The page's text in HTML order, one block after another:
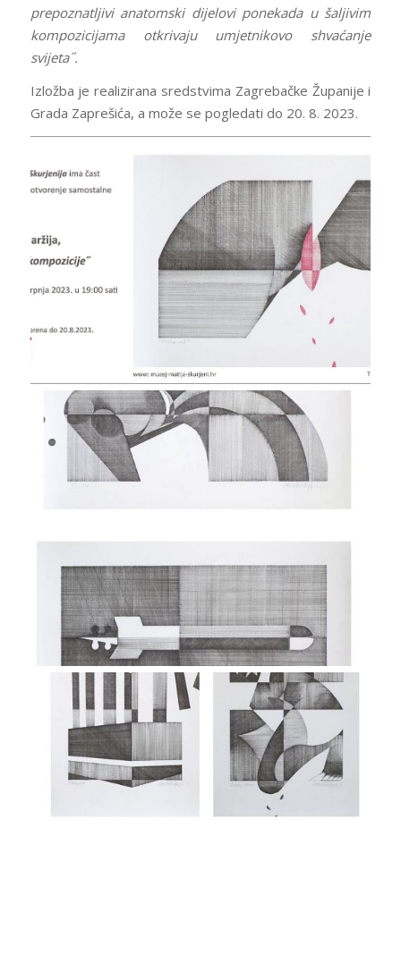
prepoznatljivi anatomski dijelovi ponekada u šaljivim
kompozicijama otkrivaju umjetnikovo shvaćanje
svijeta˝.
Izložba je realizirana sredstvima Zagrebačke Županije i
Grada Zaprešića, a može se pogledati do 20. 8. 2023.